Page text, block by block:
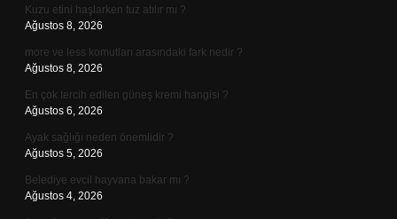
Kuzu etini haşlarken tuz atılır mı ?
Ağustos 8, 2026
more ve less komutları arasındaki fark nedir ?
Ağustos 8, 2026
En çok tercih edilen güneş kremi hangisi ?
Ağustos 6, 2026
Ayak sağlığı neden önemlidir ?
Ağustos 5, 2026
Belediye evcil hayvana bakar mı ?
Ağustos 4, 2026